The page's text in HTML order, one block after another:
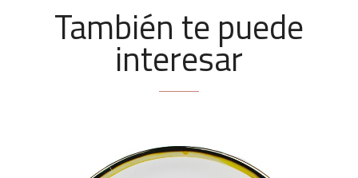
También te puede
interesar